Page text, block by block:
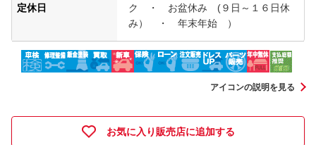
定休日
ク ・ お盆休み (９日～１６日休
み） ・ 年末年始 ）
アイコンの説明を見る
お気に入り販売店に追加する